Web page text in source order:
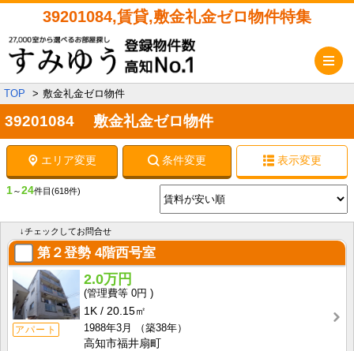
39201084,賃貸,敷金礼金ゼロ物件特集
TOP 敷金礼金ゼロ物件
39201084 敷金礼金ゼロ物件
エリア変更 条件変更 表示変更
1～24件目 (618件)
↓チェックしてお問合せ
第２登勢 4階西号室
アパート
2.0万円
0円
1K
20.15㎡
1988年3月
（築38年）
高知市福井扇町